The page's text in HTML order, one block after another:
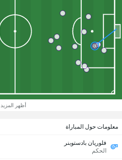
أظهر المزيد
معلومات حول المباراة
فلوريان بادستوبنر
الحكم